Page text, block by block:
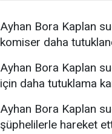
Ayhan Bora Kaplan
komiser daha
Ayhan Bora Kaplan
için daha tutuklama
Ayhan Bora Kaplan
şüphelilerle hareket